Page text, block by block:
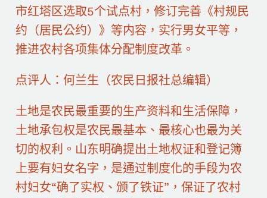
市红塔区选取5个试点村，修订完善《村规民
约（居民公约）》等内容，实行男女平等，
推进农村各项集体分配制度改革。
点评人：何兰生（农民日报社总编辑）
土地是农民最重要的生产资料和生活保障，
土地承包权是农民最基本、最核心也最为关
切的权利。山东明确提出土地权证和登记簿
上要有妇女名字，是通过制度化的手段为农
村妇女“确了实权、颁了铁证”，保证了农村